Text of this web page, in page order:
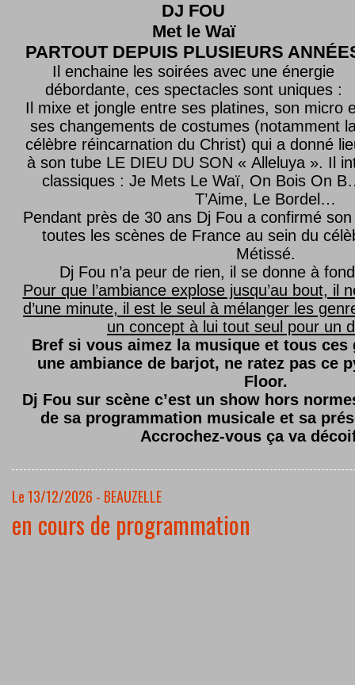
DJ FOU
Met le Waï
PARTOUT DEPUIS PLUSIEURS
Il enchaine les soirées avec une énergie
débordante, ces spectacles sont uniques :
Il mixe et jongle entre ses platines, son micro
ses changements de costumes (notamment
célèbre réincarnation du Christ) qui a donné
à son tube LE DIEU DU SON « Alleluya ». Il
classiques : Je Mets Le Waï, On Bois On
T’Aime, Le Bordel…
Pendant près de 30 ans Dj Fou a confirmé son
toutes les scènes de France au sein du
Métissé.
Dj Fou n’a peur de rien, il se donne à
Pour que l’ambiance explose jusqu’au bout, il
d’une minute, il est le seul à mélanger les
un concept à lui tout seul pour un
Bref si vous aimez la musique et tous ces
une ambiance de barjot, ne ratez pas ce
Floor.
Dj Fou sur scène c’est un show hors
de sa programmation musicale et sa
Accrochez-vous ça va
Le 13/12/2026 - BEAUZELLE
en cours de programmation